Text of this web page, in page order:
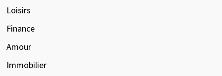
Loisirs
Finance
Amour
Immobilier